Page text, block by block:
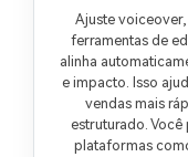
Ajuste
ferramentas de
alinha
e impacto. Isso
vendas mais
estruturado.
plataformas